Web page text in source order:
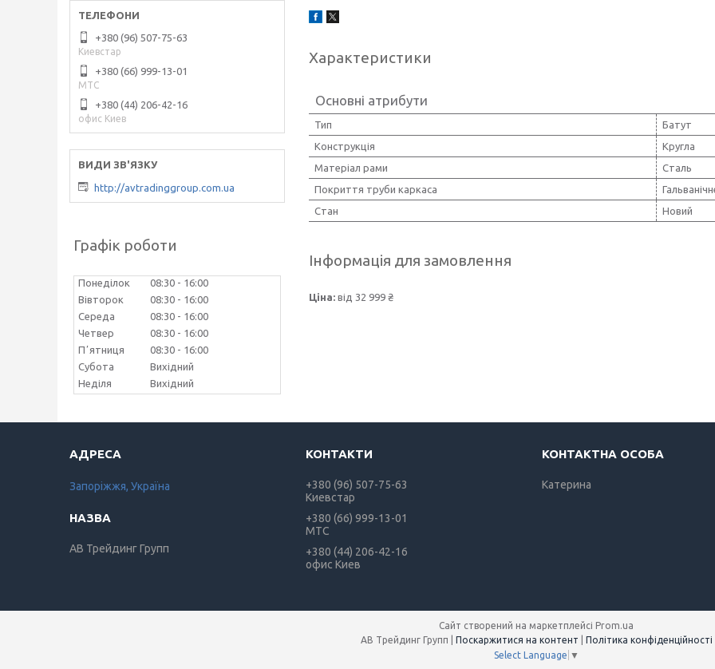
Характеристики
Основні атрибути
Тип
Батут
Конструкція
Кругла
Матеріал рами
Сталь
Покриття труби каркаса
Стан
Новий
Інформація для замовлення
Ціна: від 32 999 ₴
+380 (96) 507-75-63
Киевстар
+380 (66) 999-13-01
МТС
+380 (44) 206-42-16
офис Киев
http://avtradinggroup.com.ua
Графік роботи
Понеділок 08:30
16:00
Вівторок
08:30
16:00
Середа
08:30
16:00
Четвер
08:30
16:00
Пʼятниця
08:30
16:00
Субота
Вихідний
Неділя
Вихідний
Запоріжжя, Україна
АВ Трейдинг Групп
+380 (96) 507-75-63
Киевстар
+380 (66) 999-13-01
МТС
+380 (44) 206-42-16
офис Киев
Катерина
Сайт створений на маркетплейсі Prom.ua
Поскаржитися на контент
Політика конфіденційності
Select Language ▼